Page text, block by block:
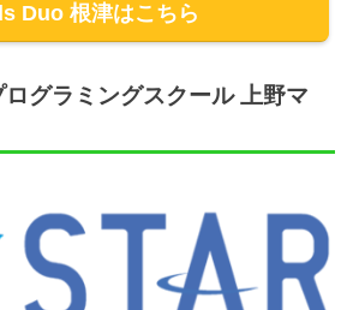
Duo 根津はこちら
グラミングスクール 上野マ